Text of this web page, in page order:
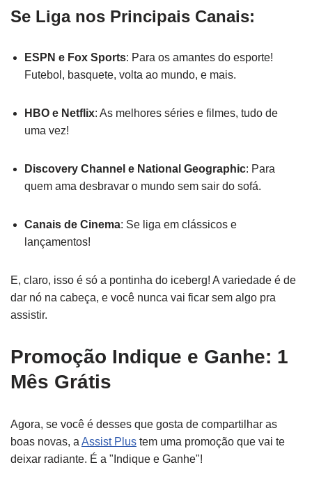
Se Liga nos Principais Canais:
ESPN e Fox Sports: Para os amantes do esporte!
Futebol, basquete, volta ao mundo, e mais.
HBO e Netflix: As melhores séries e filmes, tudo de
uma vez!
Discovery Channel e National Geographic: Para
quem ama desbravar o mundo sem sair do sofá.
Canais de Cinema: Se liga em clássicos e
lançamentos!
E, claro, isso é só a pontinha do iceberg! A variedade é de
dar nó na cabeça, e você nunca vai ficar sem algo pra
assistir.
Promoção Indique e Ganhe: 1
Mês Grátis
Agora, se você é desses que gosta de compartilhar as
boas novas, a Assist Plus tem uma promoção que vai te
deixar radiante. É a "Indique e Ganhe"!